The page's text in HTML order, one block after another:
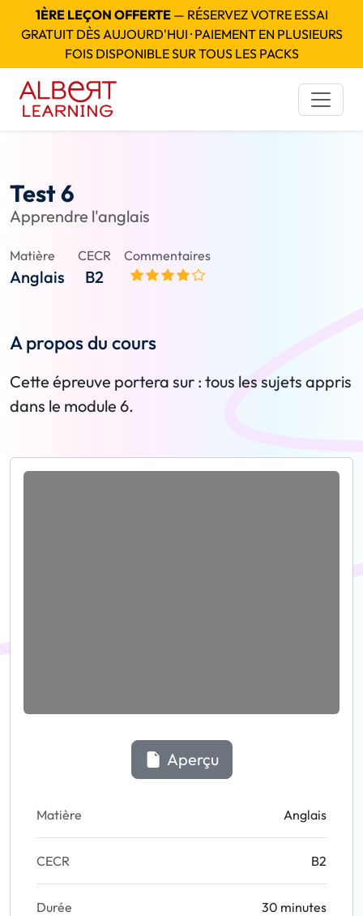
1ÈRE LEÇON OFFERTE— RÉSERVEZ VOTRE ESSAI
GRATUIT DÈS AUJOURD'HUI · PAIEMENT EN PLUSIEURS
FOIS DISPONIBLE SUR TOUS LES PACKS
Test 6
Apprendre l'anglais
Matière
Anglais
CECR
B2
Commentaires
A propos du cours
Cette épreuve portera sur : tous les sujets appris
dans le module 6.
Aperçu
Matière Anglais
CECR B2
Durée 30 minutes